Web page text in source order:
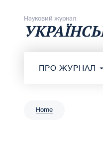
Науковий журнал
ПРО ЖУРНАЛ
Home